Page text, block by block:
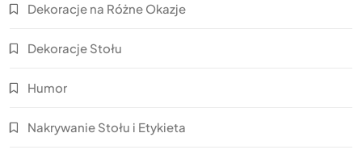
Dekoracje na Różne Okazje
Dekoracje Stołu
Humor
Nakrywanie Stołu i Etykieta